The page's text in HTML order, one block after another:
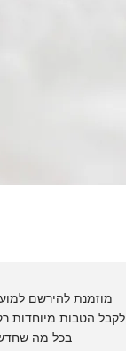
מוזמנת להירשם
לקבל הטבות מיוחדות
בכל מה שחדש